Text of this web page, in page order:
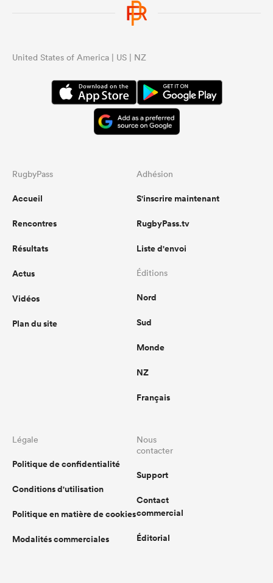
United States of America | US | NZ
RugbyPass
Accueil
Rencontres
Résultats
Actus
Vidéos
Plan du site
Adhésion
S'inscrire maintenant
RugbyPass.tv
Liste d'envoi
Éditions
Nord
Sud
Monde
NZ
Français
Légale
Politique de confidentialité
Conditions d'utilisation
Politique en matière de cookies
Modalités commerciales
Nous
contacter
Support
Contact
commercial
Éditorial